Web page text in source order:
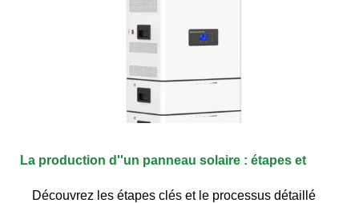
La production d''un panneau solaire : étapes et
Découvrez les étapes clés et le processus détaillé